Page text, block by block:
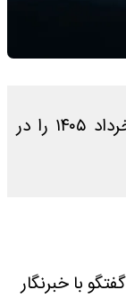
وضعیت هوای فردا قم پنجشنبه ۲۱ خرداد ۱۴۰۵ را در
با خبرنگار